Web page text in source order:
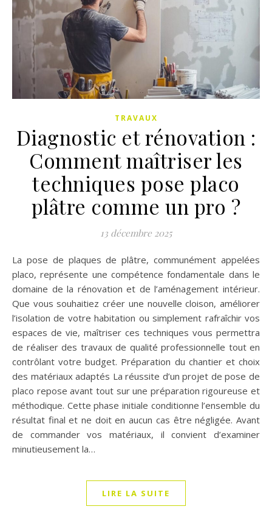
TRAVAUX
Diagnostic et rénovation :
Comment maîtriser les
techniques pose placo
plâtre comme un pro ?
13 décembre 2025
La pose de plaques de plâtre, communément appelées
placo, représente une compétence fondamentale dans le
domaine de la rénovation et de l’aménagement intérieur.
Que vous souhaitiez créer une nouvelle cloison, améliorer
l’isolation de votre habitation ou simplement rafraîchir vos
espaces de vie, maîtriser ces techniques vous permettra
de réaliser des travaux de qualité professionnelle tout en
contrôlant votre budget. Préparation du chantier et choix
des matériaux adaptés La réussite d’un projet de pose de
placo repose avant tout sur une préparation rigoureuse et
méthodique. Cette phase initiale conditionne l’ensemble du
résultat final et ne doit en aucun cas être négligée. Avant
de commander vos matériaux, il convient d’examiner
minutieusement la…
LIRE LA SUITE